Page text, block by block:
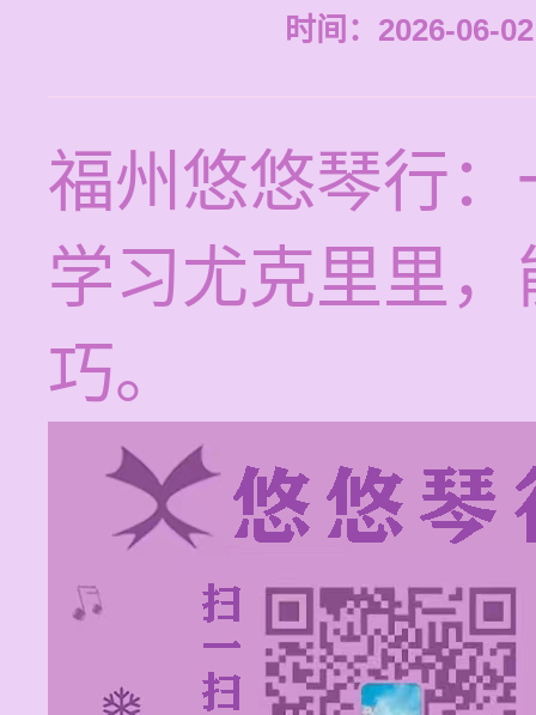
时间：2026-06-
福州悠悠琴行
学习尤克里里
巧。